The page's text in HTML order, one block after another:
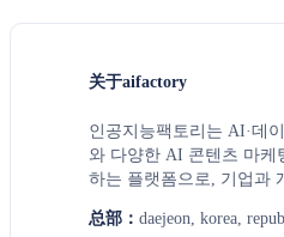
关于aifactory
인공지능팩토리는 AI·데
와 다양한 AI 콘텐츠 마케
하는 플랫폼으로, 기업과
습니다. 똑똑한 AI 솔루션
总部： daejeon, korea,